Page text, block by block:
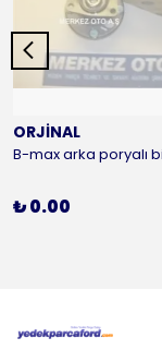
ORJİNAL
₺ 0.00